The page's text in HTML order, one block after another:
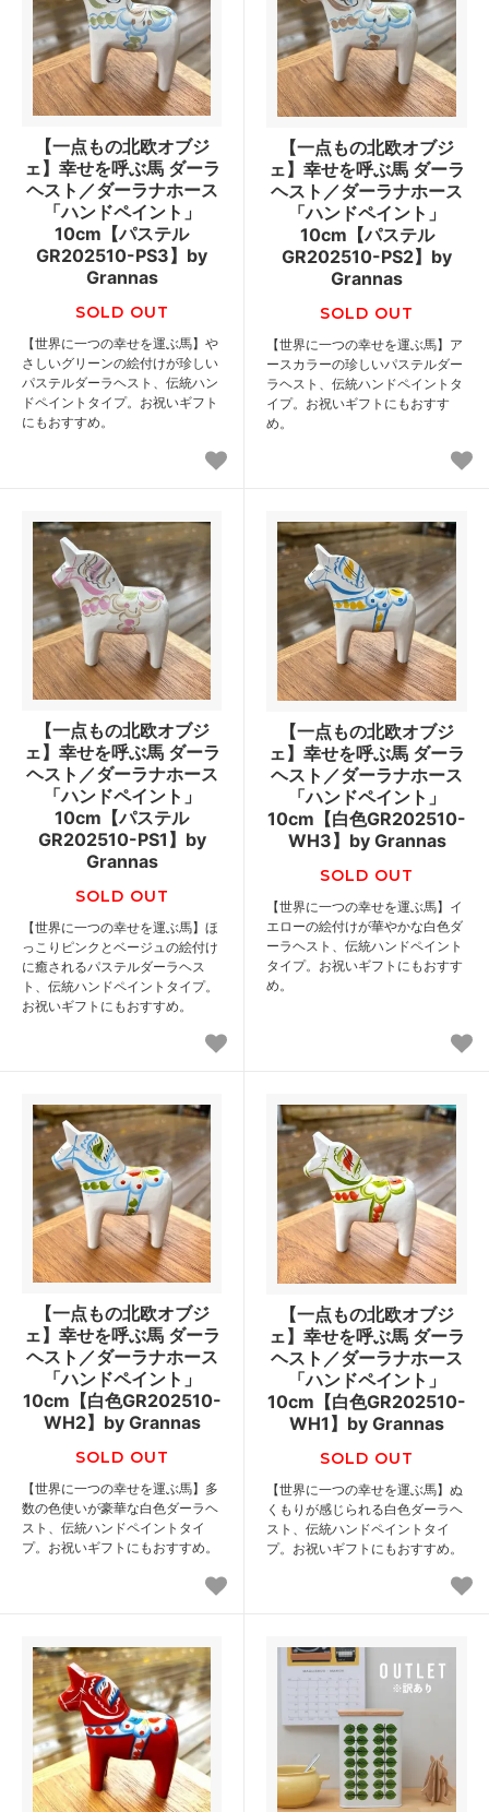
【一点もの北欧オブジ
ェ】幸せを呼ぶ馬 ダーラ
ヘスト／ダーラナホース
「ハンドペイント」
10cm【パステル
GR202510-PS3】by
Grannas
SOLD OUT
【世界に一つの幸せを運ぶ馬】や
さしいグリーンの絵付けが珍しい
パステルダーラヘスト、伝統ハン
ドペイントタイプ。お祝いギフト
にもおすすめ。
【一点もの北欧オブジ
ェ】幸せを呼ぶ馬 ダーラ
ヘスト／ダーラナホース
「ハンドペイント」
10cm【パステル
GR202510-PS2】by
Grannas
SOLD OUT
【世界に一つの幸せを運ぶ馬】ア
ースカラーの珍しいパステルダー
ラヘスト、伝統ハンドペイントタ
イプ。お祝いギフトにもおすす
め。
【一点もの北欧オブジ
ェ】幸せを呼ぶ馬 ダーラ
ヘスト／ダーラナホース
「ハンドペイント」
10cm【パステル
GR202510-PS1】by
Grannas
SOLD OUT
【世界に一つの幸せを運ぶ馬】ほ
っこりピンクとベージュの絵付け
に癒されるパステルダーラヘス
ト、伝統ハンドペイントタイプ。
お祝いギフトにもおすすめ。
【一点もの北欧オブジ
ェ】幸せを呼ぶ馬 ダーラ
ヘスト／ダーラナホース
「ハンドペイント」
10cm【白色GR202510-
WH3】by Grannas
SOLD OUT
【世界に一つの幸せを運ぶ馬】イ
エローの絵付けが華やかな白色ダ
ーラヘスト、伝統ハンドペイント
タイプ。お祝いギフトにもおすす
め。
【一点もの北欧オブジ
ェ】幸せを呼ぶ馬 ダーラ
ヘスト／ダーラナホース
「ハンドペイント」
10cm【白色GR202510-
WH2】by Grannas
SOLD OUT
【世界に一つの幸せを運ぶ馬】多
数の色使いが豪華な白色ダーラヘ
スト、伝統ハンドペイントタイ
プ。お祝いギフトにもおすすめ。
【一点もの北欧オブジ
ェ】幸せを呼ぶ馬 ダーラ
ヘスト／ダーラナホース
「ハンドペイント」
10cm【白色GR202510-
WH1】by Grannas
SOLD OUT
【世界に一つの幸せを運ぶ馬】ぬ
くもりが感じられる白色ダーラヘ
スト、伝統ハンドペイントタイ
プ。お祝いギフトにもおすすめ。